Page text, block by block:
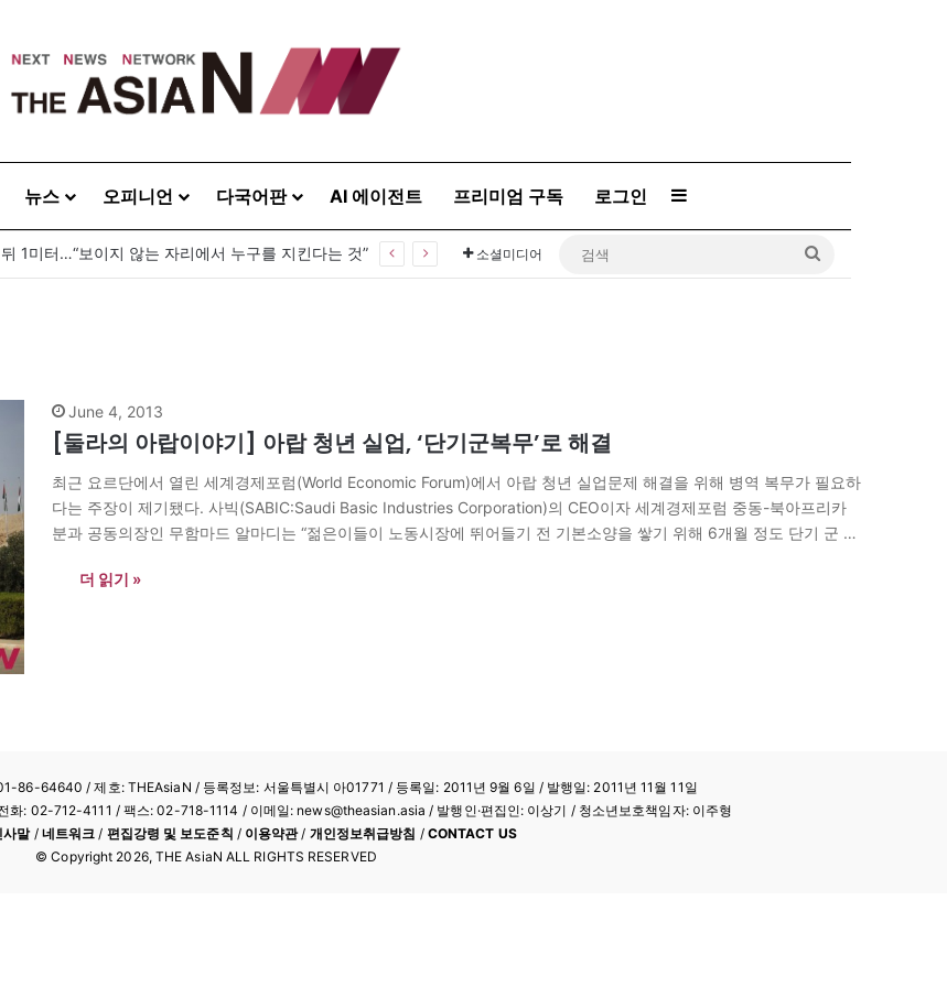
뉴스 오피니언 다국어판 AI 에이전트 프리미엄 구독 로그인 Sidebar
1미터…“보이지 않는 자리에서 누구를 지킨다는 것” 소셜미디어
June 4, 2013
[둘라의 아랍이야기] 아랍 청년 실업, ‘단기군복무’로 해결
최근 요르단에서 열린 세계경제포럼(World Economic Forum)에서 아랍 청년 실업문제 해결을 위해 병역 복무가 필요하
다는 주장이 제기됐다. 사빅(SABIC:Saudi Basic Industries Corporation)의 CEO이자 세계경제포럼 중동-북아프리카
분과 공동의장인 무함마드 알마디는 “젊은이들이 노동시장에 뛰어들기 전 기본소양을 쌓기 위해 6개월 정도 단기 군 복
더 읽기 »
86-64640 / 제호: THEAsiaN / 등록정보: 서울특별시 아01771 / 등록일: 2011년 9월 6일 / 발행일: 2011년 11월 11일
화: 02-712-4111 / 팩스: 02-718-1114 / 이메일: news@theasian.asia / 발행인·편집인: 이상기 / 청소년보호책임자: 이주형
사말/ 네트워크 / 편집강령 및 보도준칙 / 이용약관/ 개인정보취급방침 / CONTACT US
© Copyright 2026, THE AsiaN ALL RIGHTS RESERVED